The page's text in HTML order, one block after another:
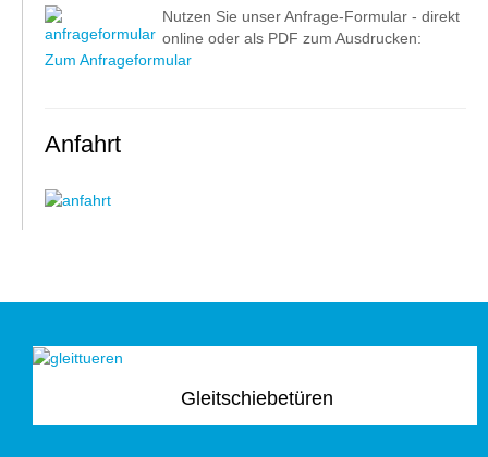
Nutzen Sie unser Anfrage-Formular - direkt
online oder als PDF zum Ausdrucken:
Zum Anfrageformular
Anfahrt
Gleitschiebetüren